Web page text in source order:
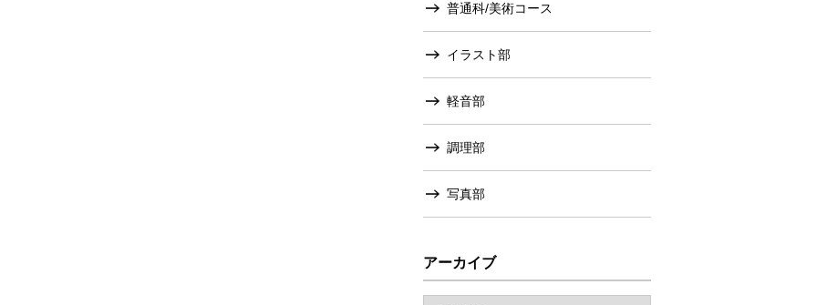
普通科/美術コース
イラスト部
軽音部
調理部
写真部
アーカイブ